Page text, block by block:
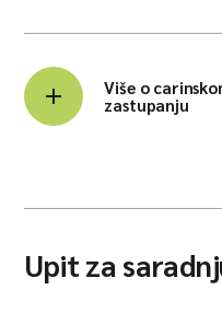
Više o
zastupanju
Upit za